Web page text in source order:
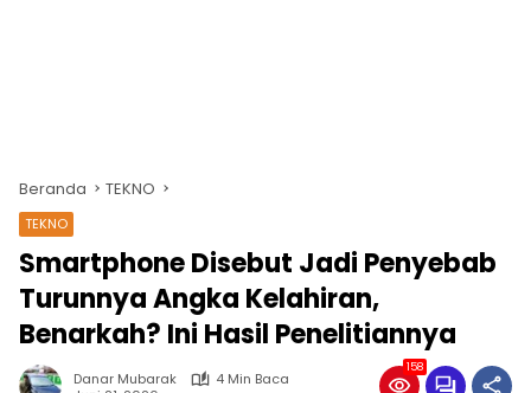
Beranda TEKNO
TEKNO
Smartphone Disebut Jadi Penyebab
Turunnya Angka Kelahiran,
Benarkah? Ini Hasil Penelitiannya
Danar Mubarak
4 Min Baca
158